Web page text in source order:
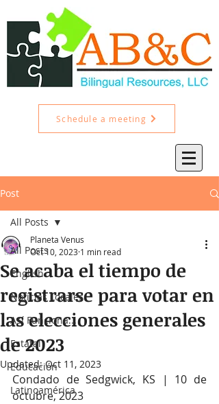
Schedule a meeting
Post
All Posts
English
Noticias Locales
Así Funciona...
Estatal
Educación
Latinoamérica
All Posts
Se acaba el tiempo de
registrarse para votar en
las elecciones generales
de 2023
Planeta Venus
Oct 10, 2023 1 min read
Updated:Oct 11, 2023
Condado de Sedgwick, KS | 10 de
octubre, 2023